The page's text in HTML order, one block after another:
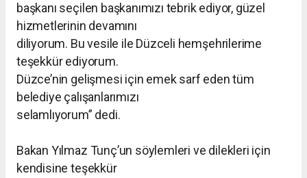
başkanı seçilen başkanımızı tebrik ediyor, güzel
hizmetlerinin devamını
diliyorum. Bu vesile ile Düzceli hemşehrilerime
teşekkür ediyorum.
Düzce’nin gelişmesi için emek sarf eden tüm
belediye çalışanlarımızı
selamlıyorum” dedi.
Bakan Yılmaz Tunç’un söylemleri ve dilekleri için
kendisine teşekkür